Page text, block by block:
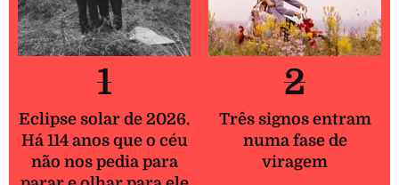
1
Eclipse solar de 2026.
Há 114 anos que o céu
não nos pedia para
2
Três signos entram
numa fase de
viragem